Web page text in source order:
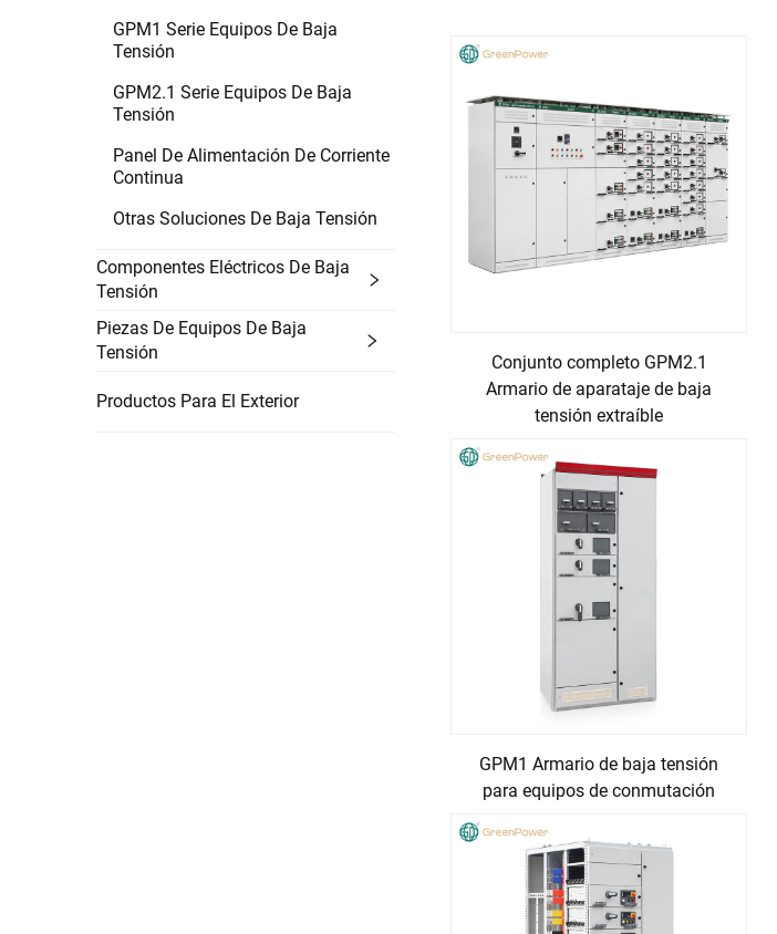
GPM1 Serie Equipos De Baja
Tensión
GPM2.1 Serie Equipos De Baja
Tensión
Panel De Alimentación De Corriente
Continua
Otras Soluciones De Baja Tensión
Componentes Eléctricos De Baja
Tensión
Piezas De Equipos De Baja
Tensión
Productos Para El Exterior
Conjunto completo GPM2.1
Armario de aparataje de baja
tensión extraíble
GPM1 Armario de baja tensión
para equipos de conmutación